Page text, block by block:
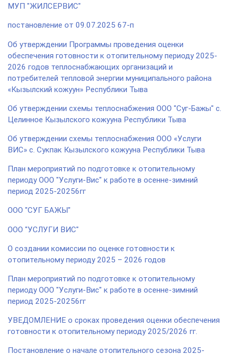
МУП "ЖИЛСЕРВИС"
постановление от 09.07.2025 67-п
Об утверждении Программы проведения оценки
обеспечения готовности к отопительному периоду 2025-
2026 годов теплоснабжающих организаций и
потребителей тепловой энергии муниципального района
«Кызылский кожуун» Республики Тыва
Об утверждении схемы теплоснабжения ООО "Суг-Бажы" с.
Целинное Кызылского кожууна Республики Тыва
Об утверждении схемы теплоснабжения ООО «Услуги
ВИС» с. Сукпак Кызылского кожууна Республики Тыва
План мероприятий по подготовке к отопительному
периоду ООО "Услуги-Вис" к работе в осенне-зимний
период 2025-20256гг
ООО "СУГ БАЖЫ"
ООО "УСЛУГИ ВИС"
О создании комиссии по оценке готовности к
отопительному периоду 2025 – 2026 годов
План мероприятий по подготовке к отопительному
периоду ООО "Услуги-Вис" к работе в осенне-зимний
период 2025-20256гг
УВЕДОМЛЕНИЕ о сроках проведения оценки обеспечения
готовности к отопительному периоду 2025/2026 гг.
Постановление о начале отопительного сезона 2025-